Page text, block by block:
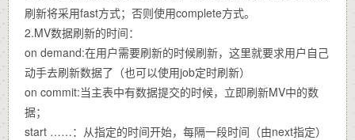
刷新将采用fast方式；否则使用complete方式。
2.MV数据刷新的时间：
on demand:在用户需要刷新的时候刷新，这里就要求用户自己
动手去刷新数据了（也可以使用job定时刷新）
on commit:当主表中有数据提交的时候，立即刷新MV中的数
据；
start ……：从指定的时间开始，每隔一段时间（由next指定）